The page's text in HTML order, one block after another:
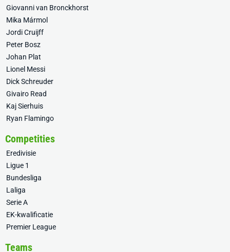
Giovanni van Bronckhorst
Mika Mármol
Jordi Cruijff
Peter Bosz
Johan Plat
Lionel Messi
Dick Schreuder
Givairo Read
Kaj Sierhuis
Ryan Flamingo
Competities
Eredivisie
Ligue 1
Bundesliga
Laliga
Serie A
EK-kwalificatie
Premier League
Teams